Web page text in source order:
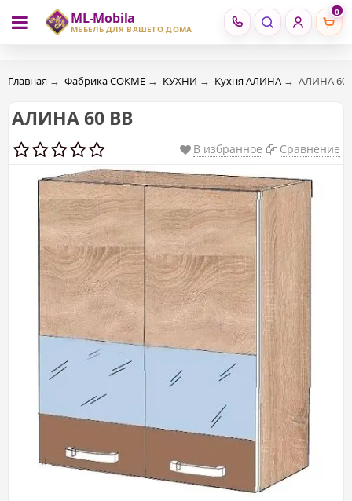
ML-Mobila
МЕБЕЛЬ ДЛЯ ВАШЕГО ДОМА
0
RU RO
Главная → Фабрика СОКМЕ → КУХНИ → Кухня АЛИНА → АЛИНА 60
АЛИНА 60 ВВ
В избранное Сравнение